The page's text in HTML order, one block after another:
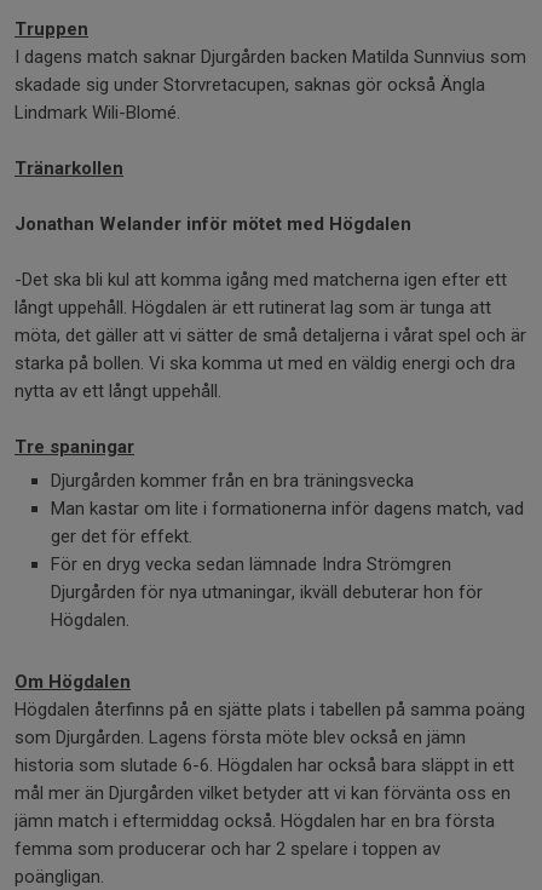
Truppen
I dagens match saknar Djurgården backen Matilda Sunnvius som
skadade sig under Storvretacupen, saknas gör också Ängla
Lindmark Wili-Blomé.
Tränarkollen
Jonathan Welander inför mötet med Högdalen
-Det ska bli kul att komma igång med matcherna igen efter ett
långt uppehåll. Högdalen är ett rutinerat lag som är tunga att
möta, det gäller att vi sätter de små detaljerna i vårat spel och är
starka på bollen. Vi ska komma ut med en väldig energi och dra
nytta av ett långt uppehåll.
Tre spaningar
Djurgården kommer från en bra träningsvecka
Man kastar om lite i formationerna inför dagens match, vad
ger det för effekt.
För en dryg vecka sedan lämnade Indra Strömgren
Djurgården för nya utmaningar, ikväll debuterar hon för
Högdalen.
Om Högdalen
Högdalen återfinns på en sjätte plats i tabellen på samma poäng
som Djurgården. Lagens första möte blev också en jämn
historia som slutade 6-6. Högdalen har också bara släppt in ett
mål mer än Djurgården vilket betyder att vi kan förvänta oss en
jämn match i eftermiddag också. Högdalen har en bra första
femma som producerar och har 2 spelare i toppen av
poängligan.